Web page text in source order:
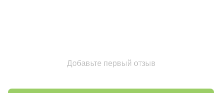
Добавьте первый отзыв